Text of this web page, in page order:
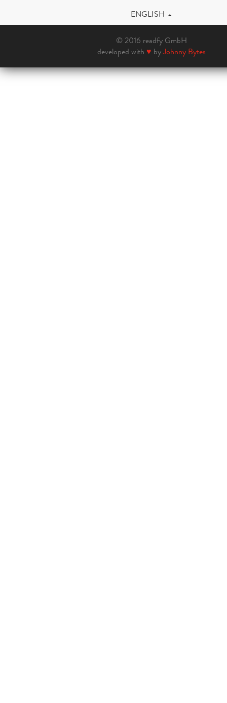
ENGLISH
© 2016 readfy GmbH
developed with ♥ byJohnny Bytes